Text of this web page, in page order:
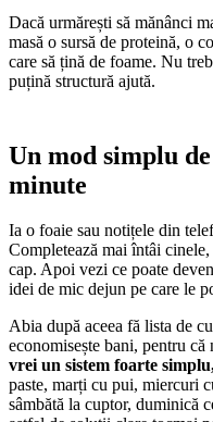
Dacă urmărești să mănânci
masă o sursă de proteină, o
care să țină de foame. Nu
puțină structură ajută.
Un mod simplu
minute
Ia o foaie sau notițele din
Completează mai întâi
cap. Apoi vezi ce poate
idei de mic dejun pe care le
Abia după aceea fă lista de
economisește bani, pentru
vrei un sistem foarte
paste, marți cu pui, miercuri
sâmbătă la cuptor, duminică